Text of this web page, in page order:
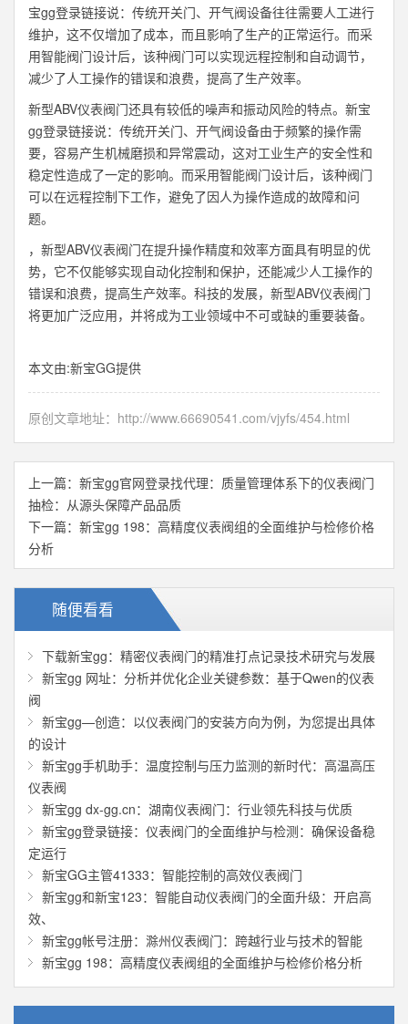
宝gg登录链接说：传统开关门、开气阀设备往往需要人工进行
维护，这不仅增加了成本，而且影响了生产的正常运行。而采
用智能阀门设计后，该种阀门可以实现远程控制和自动调节，
减少了人工操作的错误和浪费，提高了生产效率。
新型ABV仪表阀门还具有较低的噪声和振动风险的特点。新宝
gg登录链接说：传统开关门、开气阀设备由于频繁的操作需
要，容易产生机械磨损和异常震动，这对工业生产的安全性和
稳定性造成了一定的影响。而采用智能阀门设计后，该种阀门
可以在远程控制下工作，避免了因人为操作造成的故障和问
题。
，新型ABV仪表阀门在提升操作精度和效率方面具有明显的优
势，它不仅能够实现自动化控制和保护，还能减少人工操作的
错误和浪费，提高生产效率。科技的发展，新型ABV仪表阀门
将更加广泛应用，并将成为工业领域中不可或缺的重要装备。
本文由:新宝GG提供
原创文章地址： http://www.66690541.com/vjyfs/454.html
上一篇： 新宝gg官网登录找代理：质量管理体系下的仪表阀门
抽检：从源头保障产品品质
下一篇： 新宝gg 198：高精度仪表阀组的全面维护与检修价格
分析
随便看看
下载新宝gg：精密仪表阀门的精准打点记录技术研究与发展
新宝gg 网址：分析并优化企业关键参数：基于Qwen的仪表
阀
新宝gg—创造：以仪表阀门的安装方向为例，为您提出具体
的设计
新宝gg手机助手：温度控制与压力监测的新时代：高温高压
仪表阀
新宝gg dx-gg.cn：湖南仪表阀门：行业领先科技与优质
新宝gg登录链接：仪表阀门的全面维护与检测：确保设备稳
定运行
新宝GG主管41333：智能控制的高效仪表阀门
新宝gg和新宝123：智能自动仪表阀门的全面升级：开启高
效、
新宝gg帐号注册：滁州仪表阀门：跨越行业与技术的智能
新宝gg 198：高精度仪表阀组的全面维护与检修价格分析